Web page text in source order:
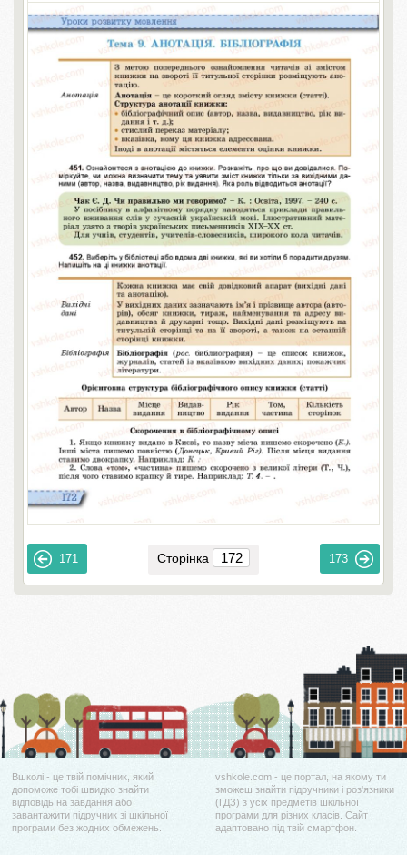
171 Сторінка 173
Вшколі - це твій помічник, який
допоможе тобі швидко знайти
відповідь на завдання або
завантажити підручник зі шкільної
програми без жодних обмежень.
vshkole.com - це портал, на якому ти
зможеш знайти підручники і роз'язники
(ГДЗ) з усіх предметів шкільної
програми для різних класів. Сайт
адаптовано під твій смартфон.